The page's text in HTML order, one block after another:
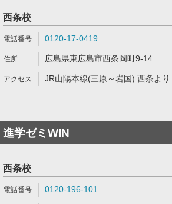
西条校
0120-17-0419
広島県東広島市西条岡町9-14
JR山陽本線(三原～岩国) 西条よ
進学ゼミWIN
西条校
0120-196-101